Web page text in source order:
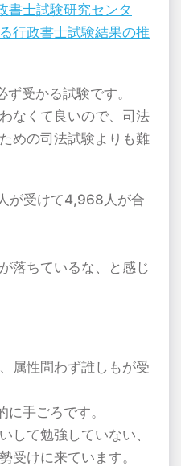
書士試験研究センタ
行政書士試験結果の推
受かる試験です。
なくて良いので、司法
めの司法試験よりも難
が受けて4,968人が合
落ちているな、と感じ
属性問わず誰しもが受
手ごろです。
して勉強していない、
受けに来ています。